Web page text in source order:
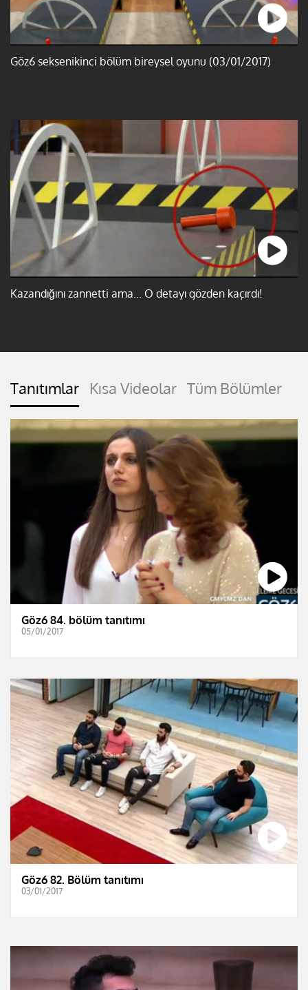
Göz6 seksenikinci bölüm bireysel oyunu (03/01/2017)
Kazandığını zannetti ama... O detayı gözden kaçırdı!
Tanıtımlar Kısa Videolar Tüm Bölümler
Göz6 84. bölüm tanıtımı
05/01/2017
Göz6 82. Bölüm tanıtımı
03/01/2017